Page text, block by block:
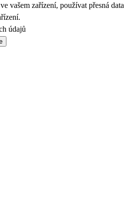
vašem zařízení, používat přesná data
údajů